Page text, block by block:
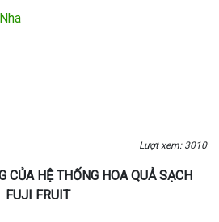
Lượt xem: 3010
CỦA HỆ THỐNG HOA QUẢ SẠCH
FUJI FRUIT